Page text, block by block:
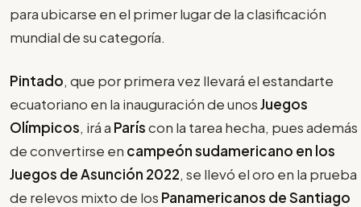
para ubicarse en el primer lugar de la clasificación
mundial de su categoría.
Pintado, que por primera vez llevará el estandarte
ecuatoriano en la inauguración de unosJuegos
Olímpicos, irá a Paríscon la tarea hecha, pues además
de convertirse en campeón sudamericano en los
Juegos de Asunción 2022, se llevó el oro en la prueba
de relevos mixto de los Panamericanos de Santiago